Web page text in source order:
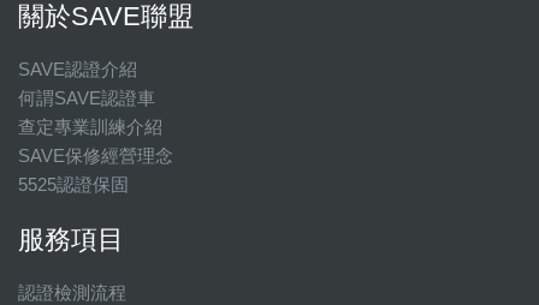
關於SAVE聯盟
SAVE認證介紹
何謂SAVE認證車
查定專業訓練介紹
SAVE保修經營理念
5525認證保固
服務項目
認證檢測流程